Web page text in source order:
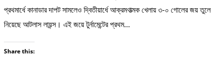
প্রথমার্ধে কানাডার দাপট সামলেও দ্বিতীয়ার্ধে আক্রমণাত্মক খেলায় ৩-০ গোলের জয় তুলে
নিয়েছে আটলাস লায়ন্স। এই জয়ে টুর্নামেন্টের প্রথম…
Share this: